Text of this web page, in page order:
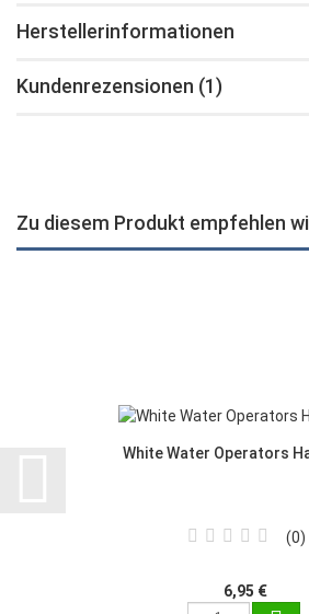
Herstellerinformationen
Kundenrezensionen (1)
Zu diesem Produkt empfehlen
White Water Operators
0
6,95 €